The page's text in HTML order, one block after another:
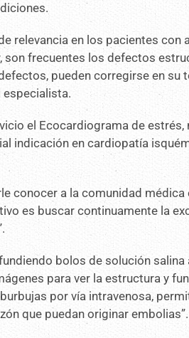
relevancia en los pacientes con
frecuentes los defectos
pueden corregirse en su
especialista.
el Ecocardiograma de
indicación en cardiopatía
conocer a la comunidad médica
es buscar continuamente la
bolos de solución salina
para ver la estructura y
por vía intravenosa,
que puedan originar embolias”.